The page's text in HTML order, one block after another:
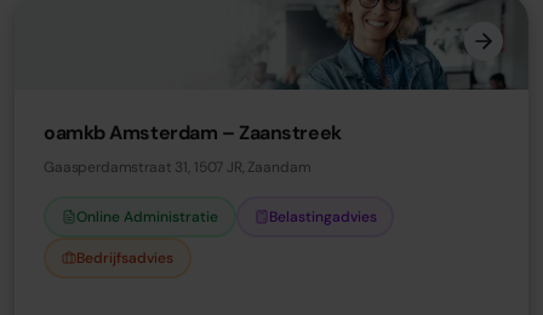
oamkb Amsterdam – Zaanstreek
Gaasperdamstraat 31, 1507 JR, Zaandam
Online Administratie Belastingadvies
Bedrijfsadvies